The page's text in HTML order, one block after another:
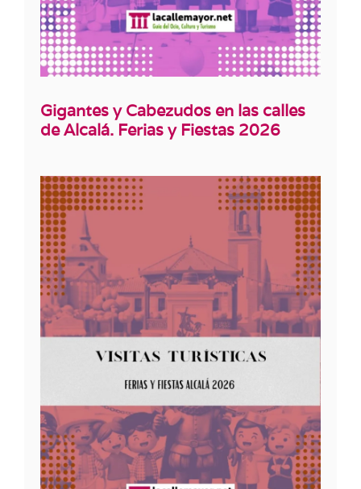
Gigantes y Cabezudos en las calles
de Alcalá. Ferias y Fiestas 2026